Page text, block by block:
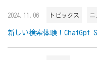
2024.11.06 トピックス ニ
新しい検索体験！ChatGpt